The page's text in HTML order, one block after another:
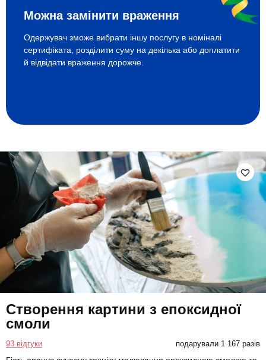
Можна замінити враження
Одержувач зможе вибрати іншу послугу в номіналі
сертифіката, розділити суму на декілька або доплатити
й відвідати враження дорожче.
Створення картини з епоксидної
смоли
93 відгуки подарували 1 167 разів